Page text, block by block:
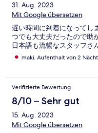
31. Aug. 2023
Mit Google übersetzen
遅い時間に到着になってし
つでも大丈夫だったので助
日本語も流暢なスタッフさ
maki, Aufenthalt von 2
Verifizierte Bewertung
8/10 – Sehr gut
15. Aug. 2023
Mit Google übersetzen